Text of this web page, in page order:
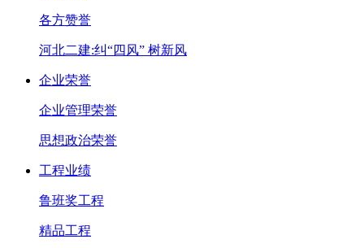
各方赞誉
河北二建:纠“四风” 树新风
企业荣誉
企业管理荣誉
思想政治荣誉
工程业绩
鲁班奖工程
精品工程